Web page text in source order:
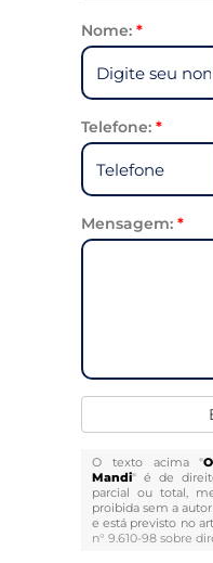
Nome: *
Telefone: *
Mensagem: *
O texto acima "
Mandi" é de
parcial ou total,
proibida sem a
e está previsto no
n° 9.610-98 sobre